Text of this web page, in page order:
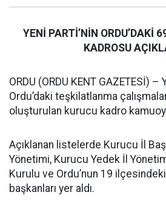
YENİ PARTİ’NİN ORDU’DAKİ
KADROSU
ORDU (ORDU KENT GAZETESİ) –
Ordu’daki teşkilatlanma
oluşturulan kurucu kadro
Açıklanan listelerde Kurucu İl
Yönetimi, Kurucu Yedek İl
Kurulu ve Ordu’nun 19
başkanları yer aldı.